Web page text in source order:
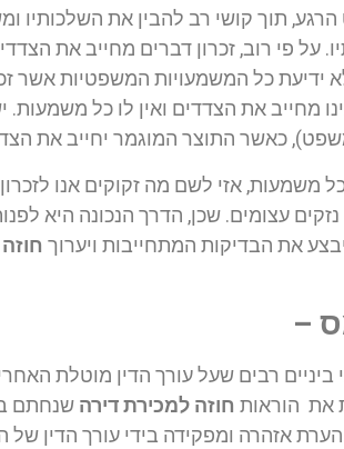
תוך קושי רב להבין את השלכותיו
על פי רוב, זכרון דברים מחייב את
ידיעת כל המשמעויות המשפטיות אשר
מחייב את הצדדים ואין לו כל משמעות.
כאשר התוצר המוגמר יחייב את
כל משמעות, אזי לשם מה זקוקים אנו
עצומים. שכן, הדרך הנכונה היא
את הבדיקות המתחייבות ויערוך
–
ביניים רבים שעל עורך הדין מוטלת
את הוראות חוזה למכירת דירה שנחתם
אזהרה ומפקידה בידי עורך הדין